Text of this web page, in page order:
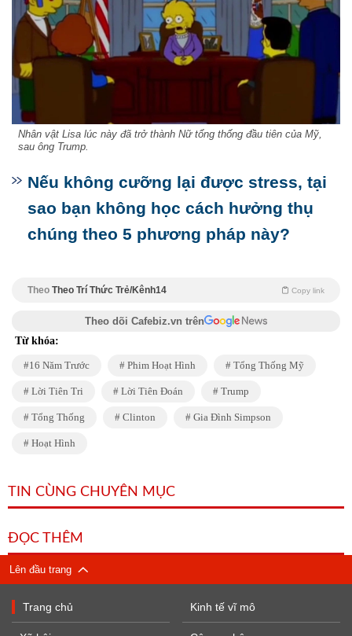
Nhân vật Lisa lúc này đã trở thành Nữ tổng thống đầu tiên của Mỹ,
sau ông Trump.
Nếu không cưỡng lại được stress, tại
sao bạn không học cách hưởng thụ
chúng theo 5 phương pháp này?
Theo Theo Trí Thức Trẻ/Kênh14 Copy link
Theo dõi Cafebiz.vn trên
Từ khóa:
16 Năm Trước Phim Hoạt Hình Tổng Thống Mỹ
Lời Tiên Tri Lời Tiên Đoán Trump
Tổng Thống Clinton Gia Đình Simpson
Hoạt Hình
TIN CÙNG CHUYÊN MỤC
ĐỌC THÊM
Lên đầu trang
Trang chủ Kinh tế vĩ mô